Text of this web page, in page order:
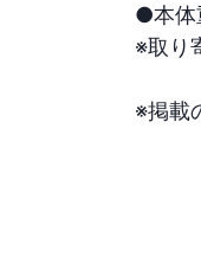
●本体
※取り
※掲載